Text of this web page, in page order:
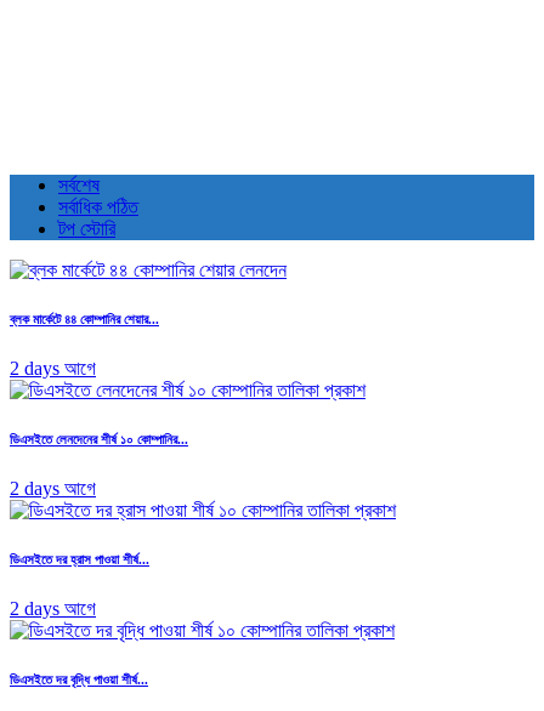
সর্বশেষ
সর্বাধিক পঠিত
টপ স্টোরি
ব্লক মার্কেটে ৪৪ কোম্পানির শেয়ার...
2 days আগে
ডিএসইতে লেনদেনের শীর্ষ ১০ কোম্পানির...
2 days আগে
ডিএসইতে দর হ্রাস পাওয়া শীর্ষ...
2 days আগে
ডিএসইতে দর বৃদ্ধি পাওয়া শীর্ষ...